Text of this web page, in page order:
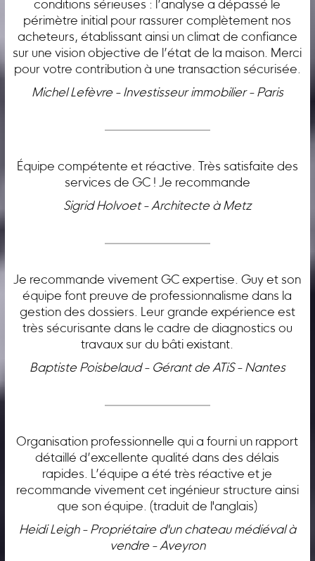
conditions sérieuses : l’analyse a dépassé le
périmètre initial pour rassurer complètement nos
acheteurs, établissant ainsi un climat de confiance
sur une vision objective de l’état de la maison. Merci
pour votre contribution à une transaction sécurisée.
Michel Lefèvre - Investisseur immobilier - Paris
Équipe compétente et réactive. Très satisfaite des
services de GC ! Je recommande
Sigrid Holvoet - Architecte à Metz
Je recommande vivement GC expertise. Guy et son
équipe font preuve de professionnalisme dans la
gestion des dossiers. Leur grande expérience est
très sécurisante dans le cadre de diagnostics ou
travaux sur du bâti existant.
Baptiste Poisbelaud - Gérant de ATiS - Nantes
Organisation professionnelle qui a fourni un rapport
détaillé d’excellente qualité dans des délais
rapides. L’équipe a été très réactive et je
recommande vivement cet ingénieur structure ainsi
que son équipe. (traduit de l'anglais)
Heidi Leigh - Propriétaire d'un chateau médiéval à
vendre - Aveyron